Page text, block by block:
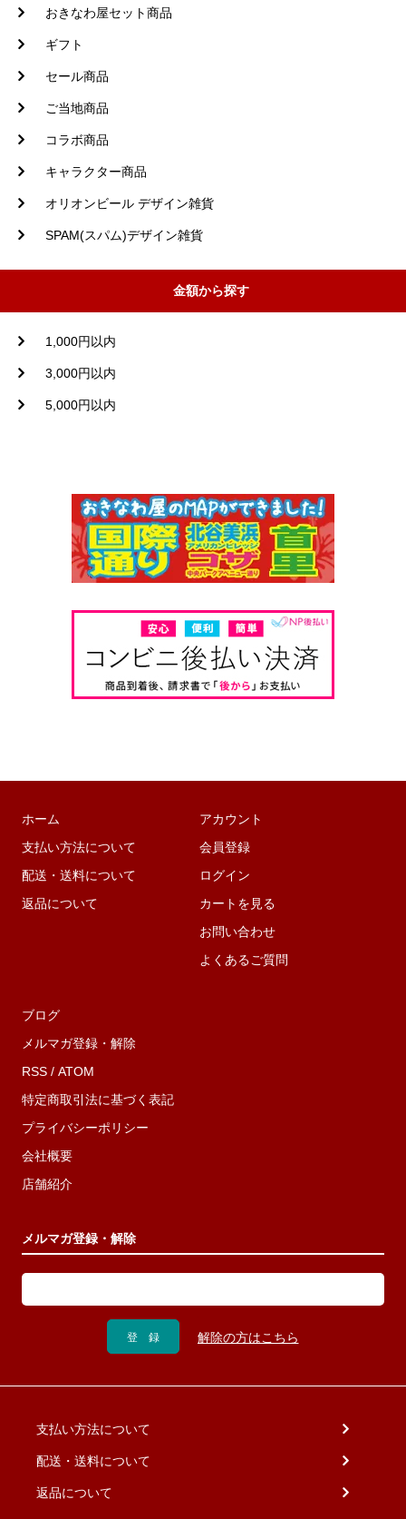
おきなわ屋セット商品
ギフト
セール商品
ご当地商品
コラボ商品
キャラクター商品
オリオンビール デザイン雑貨
SPAM(スパム)デザイン雑貨
金額から探す
1,000円以内
3,000円以内
5,000円以内
ホーム
支払い方法について
配送・送料について
返品について
アカウント
会員登録
ログイン
カートを見る
お問い合わせ
よくあるご質問
ブログ
メルマガ登録・解除
RSS /ATOM
特定商取引法に基づく表記
プライバシーポリシー
会社概要
店舗紹介
メルマガ登録・解除
支払い方法について
配送・送料について
返品について